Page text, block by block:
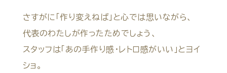
さすがに「作り変えねば」と心では思いながら、
代表のわたしが作ったためでしょう、
スタッフは「あの手作り感・レトロ感がいい」とヨイ
ショ。